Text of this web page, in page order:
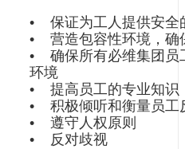
• 保证为工人提供安全
• 营造包容性环境，确
• 确保所有必维集团员
环境
• 提高员工的专业知识
• 积极倾听和衡量员工
• 遵守人权原则
• 反对歧视